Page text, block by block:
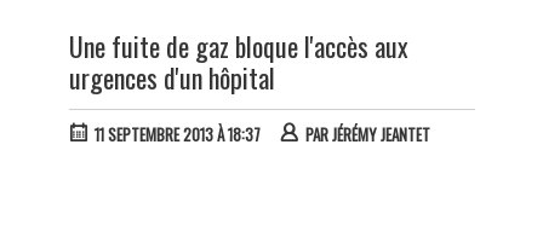
Une fuite de gaz bloque l'accès aux
urgences d'un hôpital
11 SEPTEMBRE 2013 À 18:37 PARJÉRÉMY JEANTET